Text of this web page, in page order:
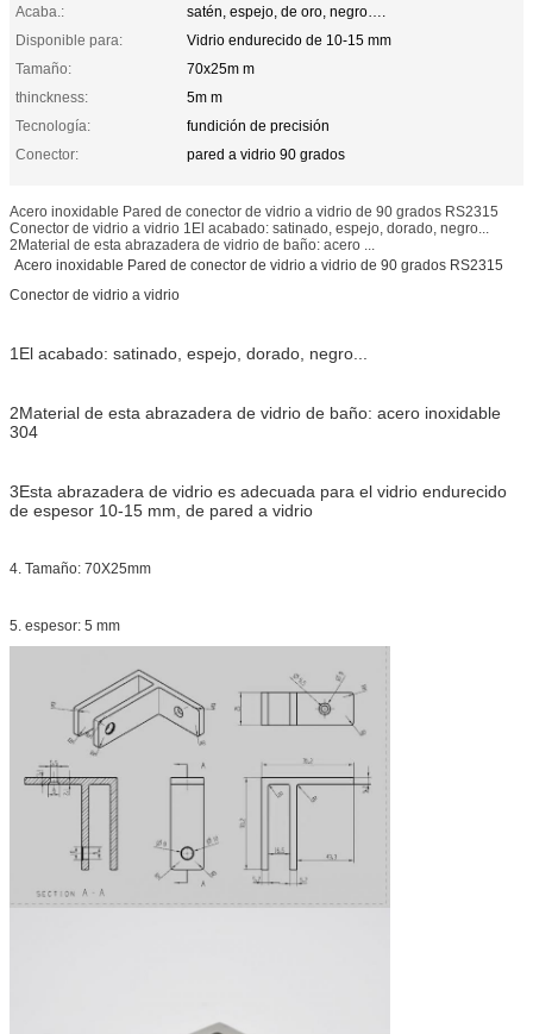
Acaba.:
satén, espejo, de oro, negro….
Disponible para:
Vidrio endurecido de 10-15 mm
Tamaño:
70x25m m
thinckness:
5m m
Tecnología:
fundición de precisión
Conector:
pared a vidrio 90 grados
Acero inoxidable Pared de conector de vidrio a vidrio de 90 grados RS2315
Conector de vidrio a vidrio 1El acabado: satinado, espejo, dorado, negro...
2Material de esta abrazadera de vidrio de baño: acero ...
Acero inoxidable Pared de conector de vidrio a vidrio de 90 grados RS2315
Conector de vidrio a vidrio
1El acabado: satinado, espejo, dorado, negro...
2Material de esta abrazadera de vidrio de baño: acero inoxidable
304
3Esta abrazadera de vidrio es adecuada para el vidrio endurecido
de espesor 10-15 mm, de pared a vidrio
4. Tamaño: 70X25mm
5. espesor: 5 mm